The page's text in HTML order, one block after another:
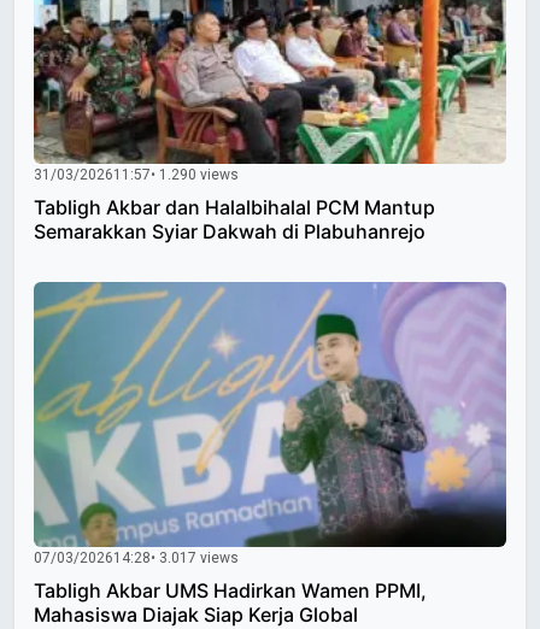
31/03/202611:57• 1.290 views
Tabligh Akbar dan Halalbihalal PCM Mantup
Semarakkan Syiar Dakwah di Plabuhanrejo
07/03/202614:28• 3.017 views
Tabligh Akbar UMS Hadirkan Wamen PPMI,
Mahasiswa Diajak Siap Kerja Global